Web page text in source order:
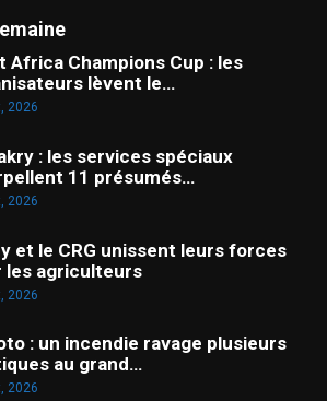
Africa Champions Cup : les
lèvent le…
2026
: les services spéciaux
11 présumés…
2026
et le CRG unissent leurs forces
les agriculteurs
2026
: un incendie ravage plusieurs
au grand…
2026